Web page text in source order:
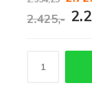
2.425,-